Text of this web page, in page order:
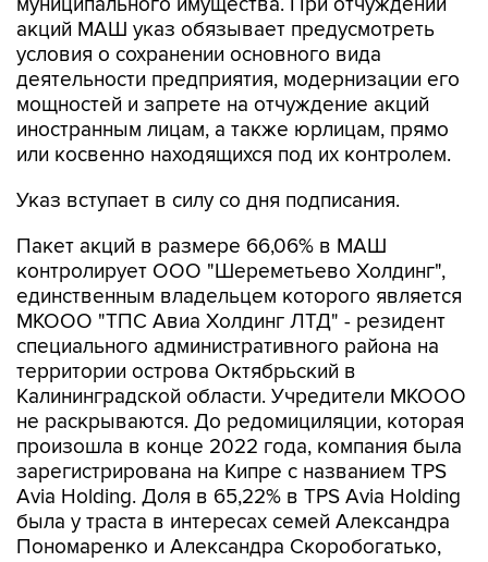
акций МАШ указ обязывает предусмотреть
условия о сохранении основного вида
деятельности предприятия, модернизации его
мощностей и запрете на отчуждение акций
иностранным лицам, а также юрлицам, прямо
или косвенно находящихся под их контролем.
Указ вступает в силу со дня подписания.
Пакет акций в размере 66,06% в МАШ
контролирует ООО "Шереметьево Холдинг",
единственным владельцем которого является
МКООО "ТПС Авиа Холдинг ЛТД" - резидент
специального административного района на
территории острова Октябрьский в
Калининградской области. Учредители МКООО
не раскрываются. До редомициляции, которая
произошла в конце 2022 года, компания была
зарегистрирована на Кипре с названием TPS
Avia Holding. Доля в 65,22% в TPS Avia Holding
была у траста в интересах семей Александра
Пономаренко и Александра Скоробогатько,